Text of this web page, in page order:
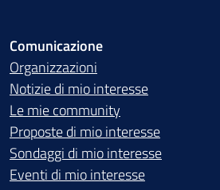
Comunicazione
Organizzazioni
Notizie di mio interesse
Le mie community
Proposte di mio interesse
Sondaggi di mio interesse
Eventi di mio interesse